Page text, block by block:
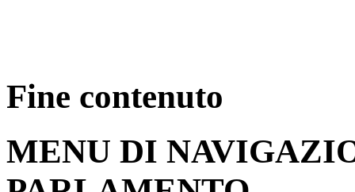
UFFICIO DI
DAI
L'ufficio di presidenza si